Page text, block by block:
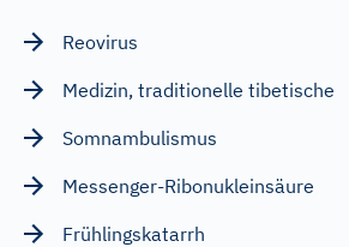
Reovirus
Medizin, traditionelle tibetische
Somnambulismus
Messenger-Ribonukleinsäure
Frühlingskatarrh